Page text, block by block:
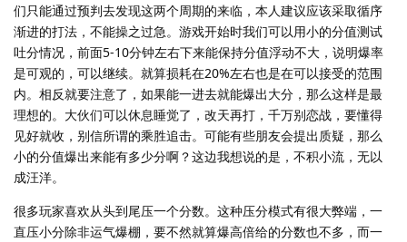
们只能通过预判去发现这两个周期的来临，本人建议应该采取循序
渐进的打法，不能操之过急。游戏开始时我们可以用小的分值测试
吐分情况，前面5-10分钟左右下来能保持分值浮动不大，说明爆率
是可观的，可以继续。就算损耗在20%左右也是在可以接受的范围
内。相反就要注意了，如果能一进去就能爆出大分，那么这样是最
理想的。大伙们可以休息睡觉了，改天再打，千万别恋战，要懂得
见好就收，别信所谓的乘胜追击。可能有些朋友会提出质疑，那么
小的分值爆出来能有多少分啊？这边我想说的是，不积小流，无以
成汪洋。
很多玩家喜欢从头到尾压一个分数。这种压分模式有很大弊端，一
直压小分除非运气爆棚，要不然就算爆高倍给的分数也不多，而一